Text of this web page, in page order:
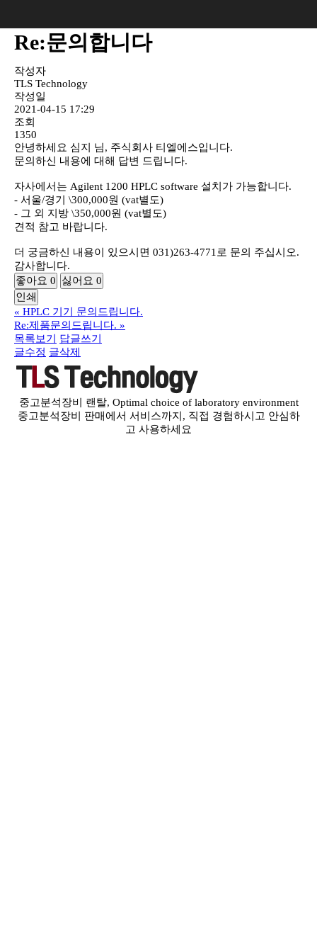
Re:문의합니다
작성자
TLS Technology
작성일
2021-04-15 17:29
조회
1350
안녕하세요 심지 님, 주식회사 티엘에스입니다.
문의하신 내용에 대해 답변 드립니다.
자사에서는 Agilent 1200 HPLC software 설치가 가능합니다.
- 서울/경기 \300,000원 (vat별도)
- 그 외 지방 \350,000원 (vat별도)
견적 참고 바랍니다.
더 궁금하신 내용이 있으시면 031)263-4771로 문의 주십시오.
감사합니다.
좋아요 0 싫어요 0
인쇄
« HPLC 기기 문의드립니다.
Re:제품문의드립니다. »
목록보기
답글쓰기
글수정 글삭제
중고분석장비 랜탈, Optimal choice of laboratory environment
중고분석장비 판매에서 서비스까지, 직접 경험하시고 안심하
고 사용하세요